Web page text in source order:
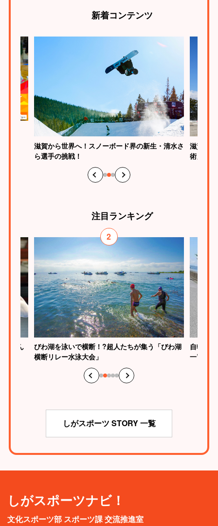
新着コンテンツ
滋賀から世界へ！スノーボード界の新生・清水さ
ら選手の挑戦！
滋賀は
術」の
注目ランキング
介さん
2
びわ湖を泳いで横断！?超人たちが集う「びわ湖
横断リレー水泳大会」
自転車
一”のス
しがスポーツ STORY 一覧
しがスポーツナビ！
文化スポーツ部 スポーツ課 交流推進室